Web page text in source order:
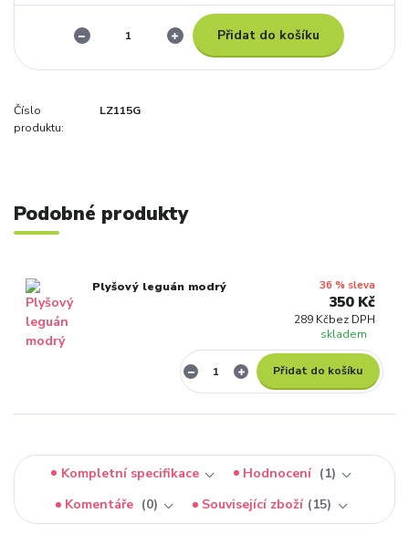
Přidat do košíku
Číslo
produktu:
LZ115G
Podobné produkty
Plyšový leguán modrý 36 % sleva
350 Kč
289 Kčbez DPH
skladem
Přidat do košíku
Kompletní specifikace Hodnocení
1
Komentáře
0 Související zboží 15